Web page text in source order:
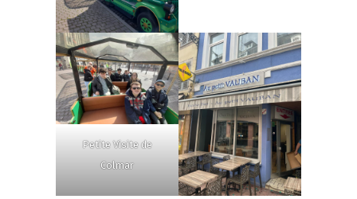
Petite Visite de
Colmar